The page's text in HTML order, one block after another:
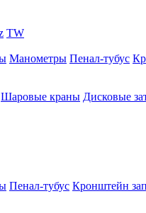
TW
Манометры Пенал-тубус
Шаровые краны Дисковые
Пенал-тубус Кронштейн